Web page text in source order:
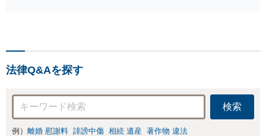
法律Q&Aを探す
検索
例） 離婚 慰謝料 誹謗中傷 相続 遺産 著作物 違法